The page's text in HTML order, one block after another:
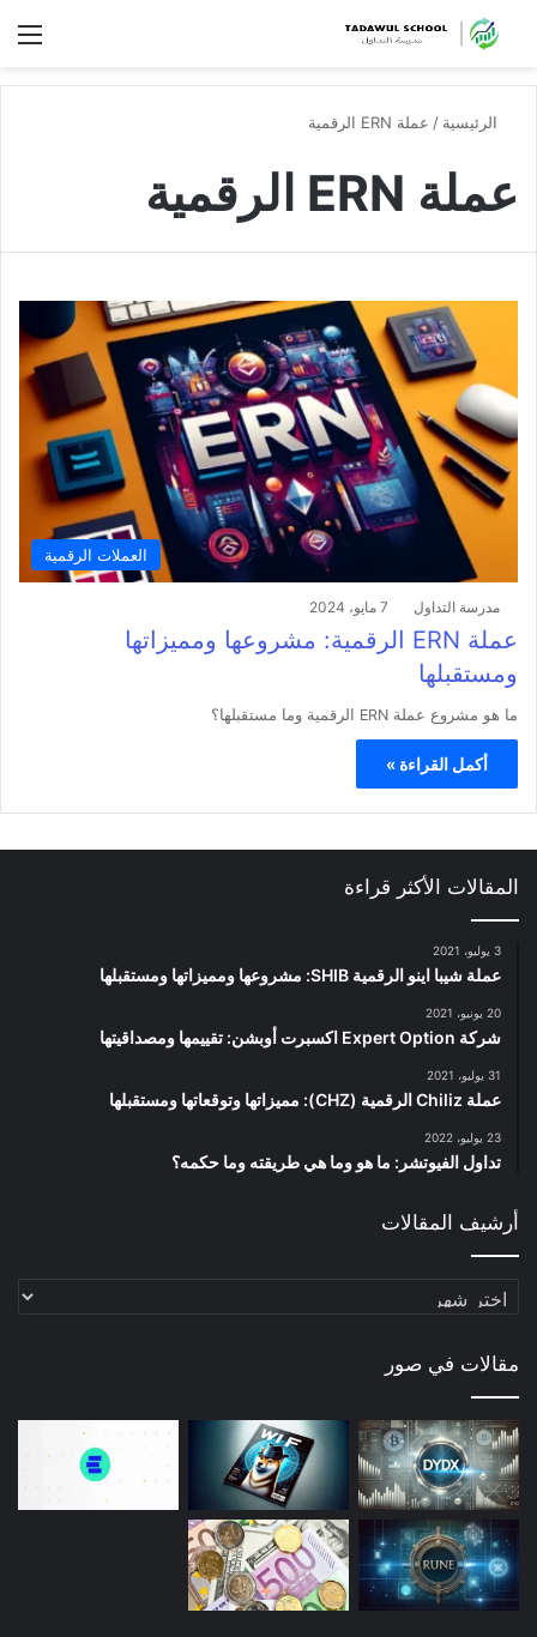
الرئيسية / عملة ERN الرقمية
عملة ERN الرقمية
العملات الرقمية
مدرسة التداول 7 مايو، 2024
عملة ERN الرقمية: مشروعها ومميزاتها
ومستقبلها
ما هو مشروع عملة ERN الرقمية وما مستقبلها؟
أكمل القراءة »
المقالات الأكثر قراءة
3 يوليو، 2021
عملة شيبا اينو الرقمية SHIB: مشروعها ومميزاتها ومستقبلها
20 يونيو، 2021
شركة Expert Option اكسبرت أوبشن: تقييمها ومصداقيتها
31 يوليو، 2021
عملة Chiliz الرقمية (CHZ): مميزاتها وتوقعاتها ومستقبلها
23 يوليو، 2022
تداول الفيوتشر: ما هو وما هي طريقته وما حكمه؟
أرشيف المقالات
أرشيف
مقالات في صور